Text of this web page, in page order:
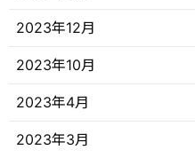
2023年12月
2023年10月
2023年4月
2023年3月